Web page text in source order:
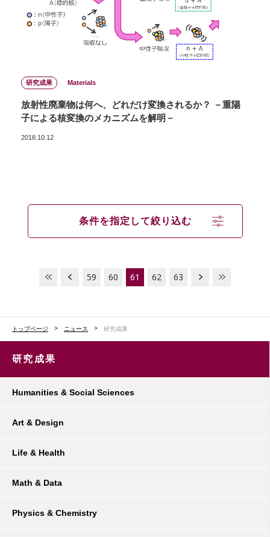
研究成果 Materials
放射性廃棄物は何へ、どれだけ変換されるか？ －重陽
子による核変換のメカニズムを解明－
2018.10.12
条件を指定して絞り込む
59 60 61 62 63
トップページ ニュース 研究成果
研究成果
Humanities & Social Sciences
Art & Design
Life & Health
Math & Data
Physics & Chemistry